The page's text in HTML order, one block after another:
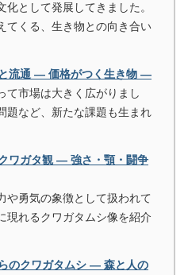
として発展してきました。
てくる、生き物との向き合い
流通 ― 価格がつく生き物 ―
て市場は大きく広がりまし
題など、新たな課題も生まれ
ワガタ観 ― 強さ・顎・闘争
や勇気の象徴として扱われて
現れるクワガタムシ像を紹介
のクワガタムシ ― 森と人の